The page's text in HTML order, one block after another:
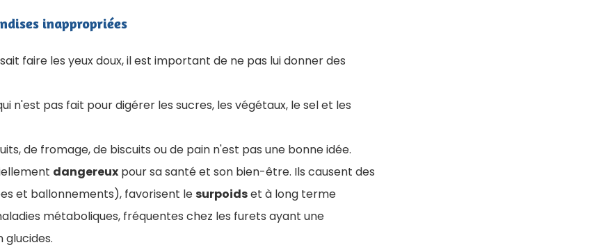
inappropriées
faire les yeux doux, il est important de ne pas lui donner des
n'est pas fait pour digérer les sucres, les végétaux, le sel et les
de fromage, de biscuits ou de pain n'est pas une bonne idée.
dangereux pour sa santé et son bien-être. Ils causent des
et ballonnements), favorisent lesurpoidset à long terme
métaboliques, fréquentes chez les furets ayant une